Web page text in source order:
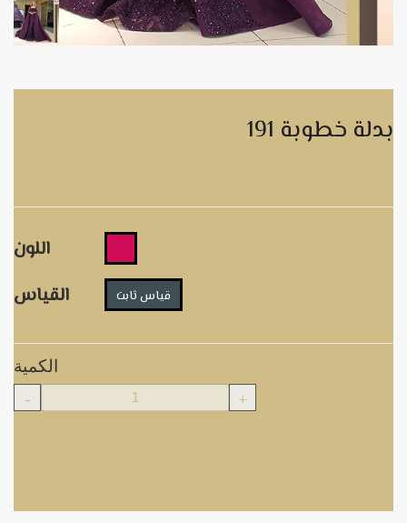
بدلة خطوبة 191
اللون
القياس
قياس ثابت
الكمية
- +